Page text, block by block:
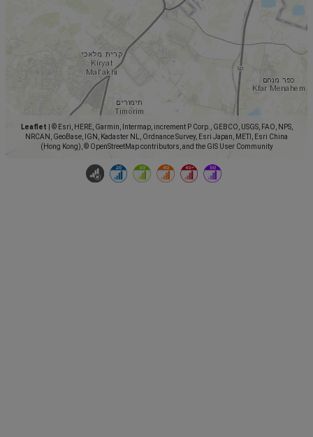
Leaflet
© Esri, HERE, Garmin, Intermap, increment P Corp., GEBCO, USGS, FAO, NPS,
NRCAN, GeoBase, IGN, Kadaster NL, Ordnance Survey, Esri Japan, METI, Esri China
(Hong Kong), © OpenStreetMap contributors, and the GIS User Community